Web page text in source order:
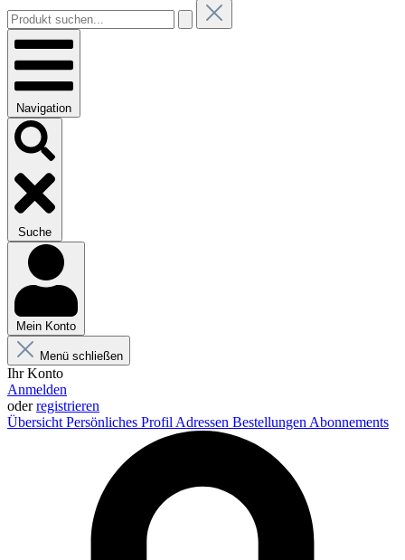
Navigation
Suche
Mein Konto
Menü schließen
Ihr Konto
Anmelden
oderregistrieren
Übersicht Persönliches Profil Adressen Bestellungen Abonnements